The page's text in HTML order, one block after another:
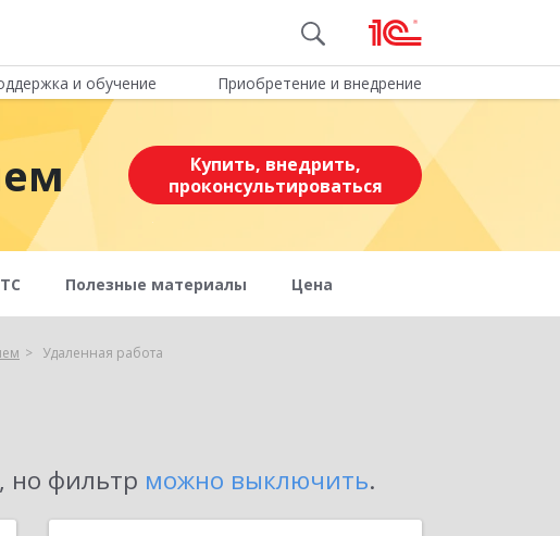
и обучение Приобретение и внедрение
Купить, внедрить,
проконсультироваться
Полезные материалы Цена
Удаленная работа
, но фильтр можно выключить.